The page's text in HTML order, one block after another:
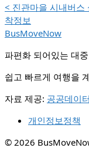
< 진관마을 시내버스
착정보
BusMoveNow
파편화 되어있는 대
쉽고 빠르게 여행을
자료 제공: 공공데이터
개인정보정책
© 2026